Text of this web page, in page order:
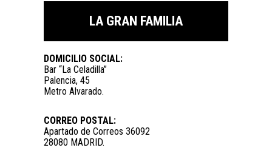
LA GRAN FAMILIA
DOMICILIO SOCIAL:
Bar “La Celadilla”
Palencia, 45
Metro Alvarado.
CORREO POSTAL:
Apartado de Correos 36092
28080 MADRID.